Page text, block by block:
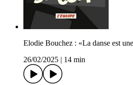
Elodie Bouchez : «La danse est
26/02/2025
14 min